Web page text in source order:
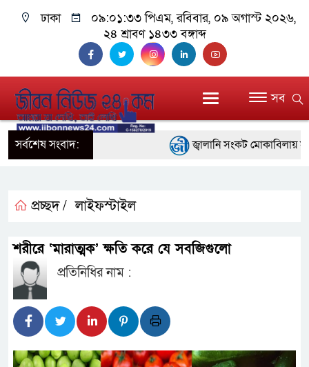
ঢাকা ০৯:০১:৩৩ পিএম, রবিবার, ০৯ অগাস্ট ২০২৬,
২৪ শ্রাবণ ১৪৩৩ বঙ্গাব্দ
সব
সর্বশেষ সংবাদ:
জ্বালানি সংকট মোকাবিলায়
নিয়েছে সরকার
প্রচ্ছদ / লাইফস্টাইল
শরীরে ‘মারাত্মক’ ক্ষতি করে যে সবজিগুলো
প্রতিনিধির নাম :